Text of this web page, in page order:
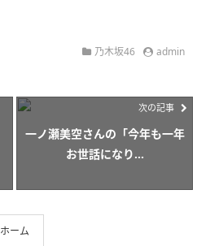
乃木坂46 admin
次の記事
一ノ瀬美空さんの「今年も一年
お世話になり...
ホーム